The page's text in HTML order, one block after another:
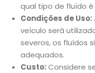
qual tipo de fluído
Condições de Uso:
veículo será
severos, os fluídos
adequados.
Custo:Considere